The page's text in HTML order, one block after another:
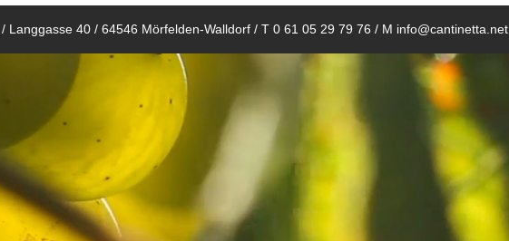
Langgasse 40 / 64546 Mörfelden-Walldorf / T 0 61 05 29 79 76 / M info@cantinetta.net